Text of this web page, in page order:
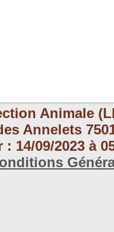
Animale
Annelets
14/09/2023 à